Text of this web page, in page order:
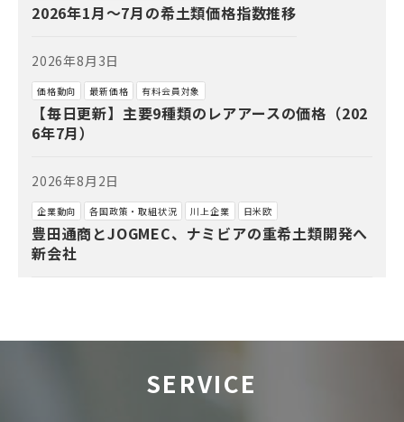
2026年1月～7月の希土類価格指数推移
2026年8月3日
価格動向 最新価格 有料会員対象
【毎日更新】主要9種類のレアアースの価格（202
6年7月）
2026年8月2日
企業動向 各国政策・取組状況 川上企業 日米欧
豊田通商とJOGMEC、ナミビアの重希土類開発へ
新会社
SERVICE